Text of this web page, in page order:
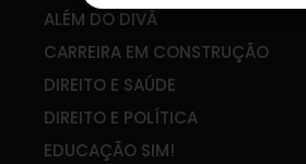
ALÉM DO DIVÃ
CARREIRA EM CONSTRUÇÃO
DIREITO E SAÚDE
DIREITO E POLÍTICA
EDUCAÇÃO SIM!